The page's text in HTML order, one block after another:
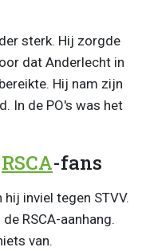
sterk. Hij zorgde
dat Anderlecht in
Hij nam zijn
In de PO's was het
RSCA-fans
inviel tegen STVV.
RSCA-aanhang.
van.